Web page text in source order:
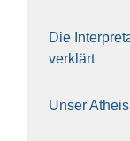
Die
ver­klärt
Unser